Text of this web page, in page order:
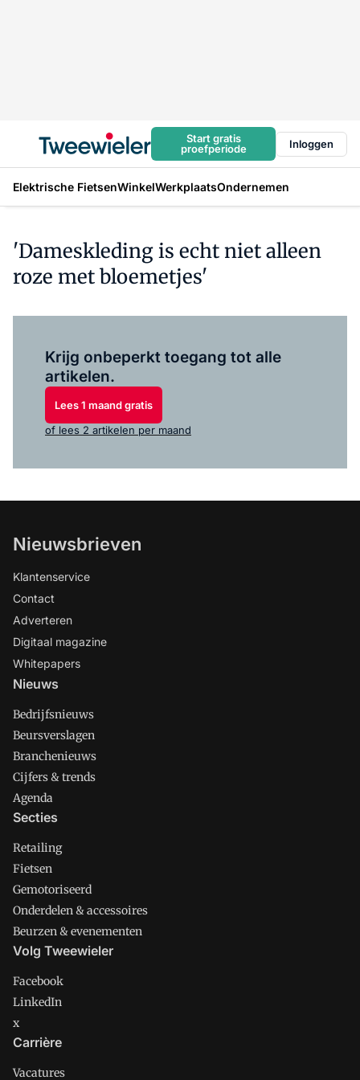
Start gratis
proefperiode
Inloggen
Elektrische FietsenWinkelWerkplaatsOndernemen
'Dameskleding is echt niet alleen
roze met bloemetjes'
Krijg onbeperkt toegang tot alle
artikelen.
Lees 1 maand gratis
of lees 2 artikelen per maand
Nieuwsbrieven
Klantenservice
Contact
Adverteren
Digitaal magazine
Whitepapers
Nieuws
Bedrijfsnieuws
Beursverslagen
Branchenieuws
Cijfers & trends
Agenda
Secties
Retailing
Fietsen
Gemotoriseerd
Onderdelen & accessoires
Beurzen & evenementen
Volg Tweewieler
Facebook
LinkedIn
x
Carrière
Vacatures